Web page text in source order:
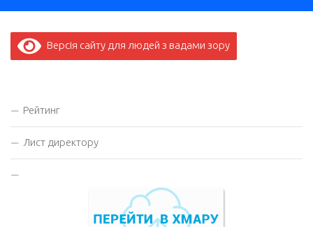
Версія сайту для людей з вадами зору
Рейтинг
Лист директору